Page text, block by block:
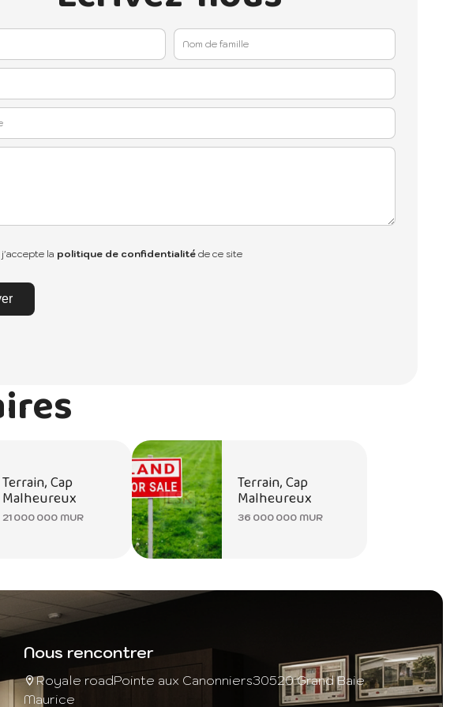
j'accepte la politique de confidentialité de ce site
Terrain, Cap
Malheureux
21 000 000 MUR
Terrain, Cap
Malheureux
36 000 000 MUR
Nous rencontrer
Royale roadPointe aux Canonniers30520 Grand Baie
Maurice